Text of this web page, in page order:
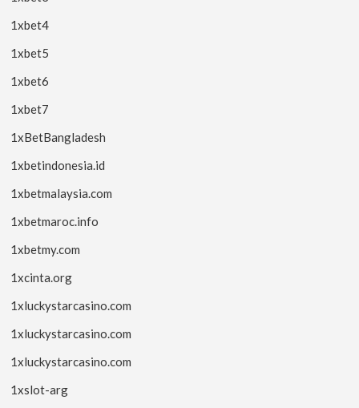
1xbet4
1xbet5
1xbet6
1xbet7
1xBetBangladesh
1xbetindonesia.id
1xbetmalaysia.com
1xbetmaroc.info
1xbetmy.com
1xcinta.org
1xluckystarcasino.com
1xluckystarcasino.com
1xluckystarcasino.com
1xslot-arg